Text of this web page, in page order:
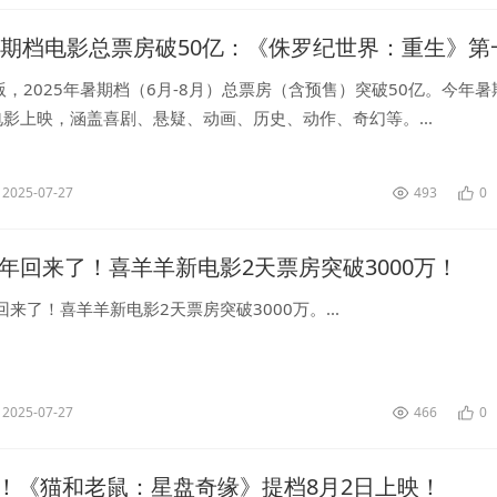
档电影总票房破50亿：《侏罗纪世界：重生》第
，2025年暑期档（6月-8月）总票房（含预售）突破50亿。今年暑
上映，涵盖喜剧、悬疑、动画、历史、动作、奇幻等。...
2025-07-27 493 0
回来了！喜羊羊新电影2天票房突破3000万！
来了！喜羊羊新电影2天票房突破3000万。...
2025-07-27 466 0
《猫和老鼠：星盘奇缘》提档8月2日上映！